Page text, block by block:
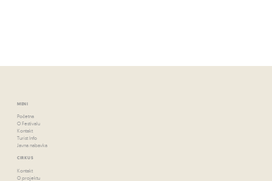
MENI
Početna
O Festivalu
Kontakt
Turist Info
Javna nabavka
CIRKUS
Kontakt
O projektu